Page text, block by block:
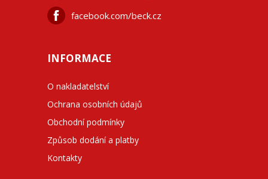
facebook.com/beck.cz
INFORMACE
O nakladatelství
Ochrana osobních údajů
Obchodní podmínky
Způsob dodání a platby
Kontakty